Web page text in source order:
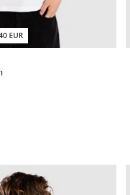
EUR